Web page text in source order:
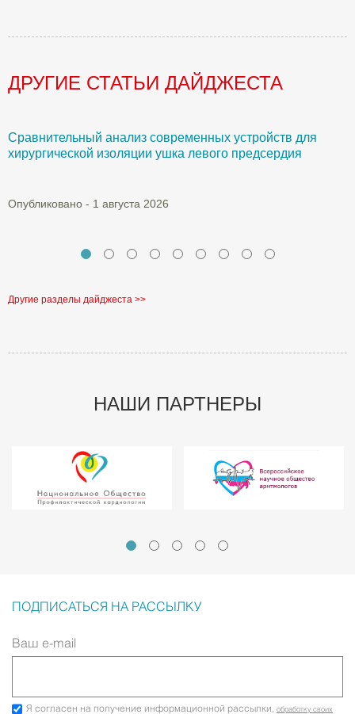
ДРУГИЕ СТАТЬИ ДАЙДЖЕСТА
Сравнительный анализ современных устройств для
хирургической изоляции ушка левого предсердия
Опубликовано - 1 августа 2026
Другие разделы дайджеста >>
НАШИ ПАРТНЕРЫ
ПОДПИСАТЬСЯ НА РАССЫЛКУ
Ваш e-mail
Я согласен на получение информационной рассылки, обработку своих